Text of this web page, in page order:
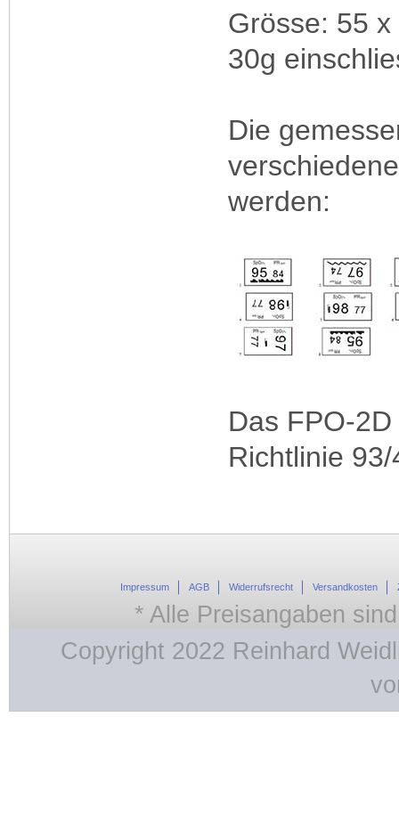
Grösse:
30g
Die
werden:
Das FPO-
Richtlinie
Impressum AGB Widerrufsrecht Versandkosten
* Alle Preisangaben
Copyright 2022 Reinhard